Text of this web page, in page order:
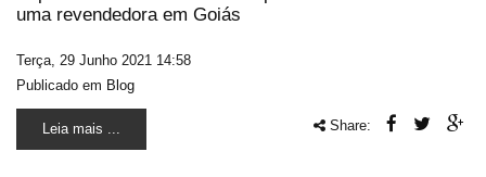
uma revendedora em Goiás
Terça, 29 Junho 2021 14:58
Publicado em Blog
Leia mais ... Share: